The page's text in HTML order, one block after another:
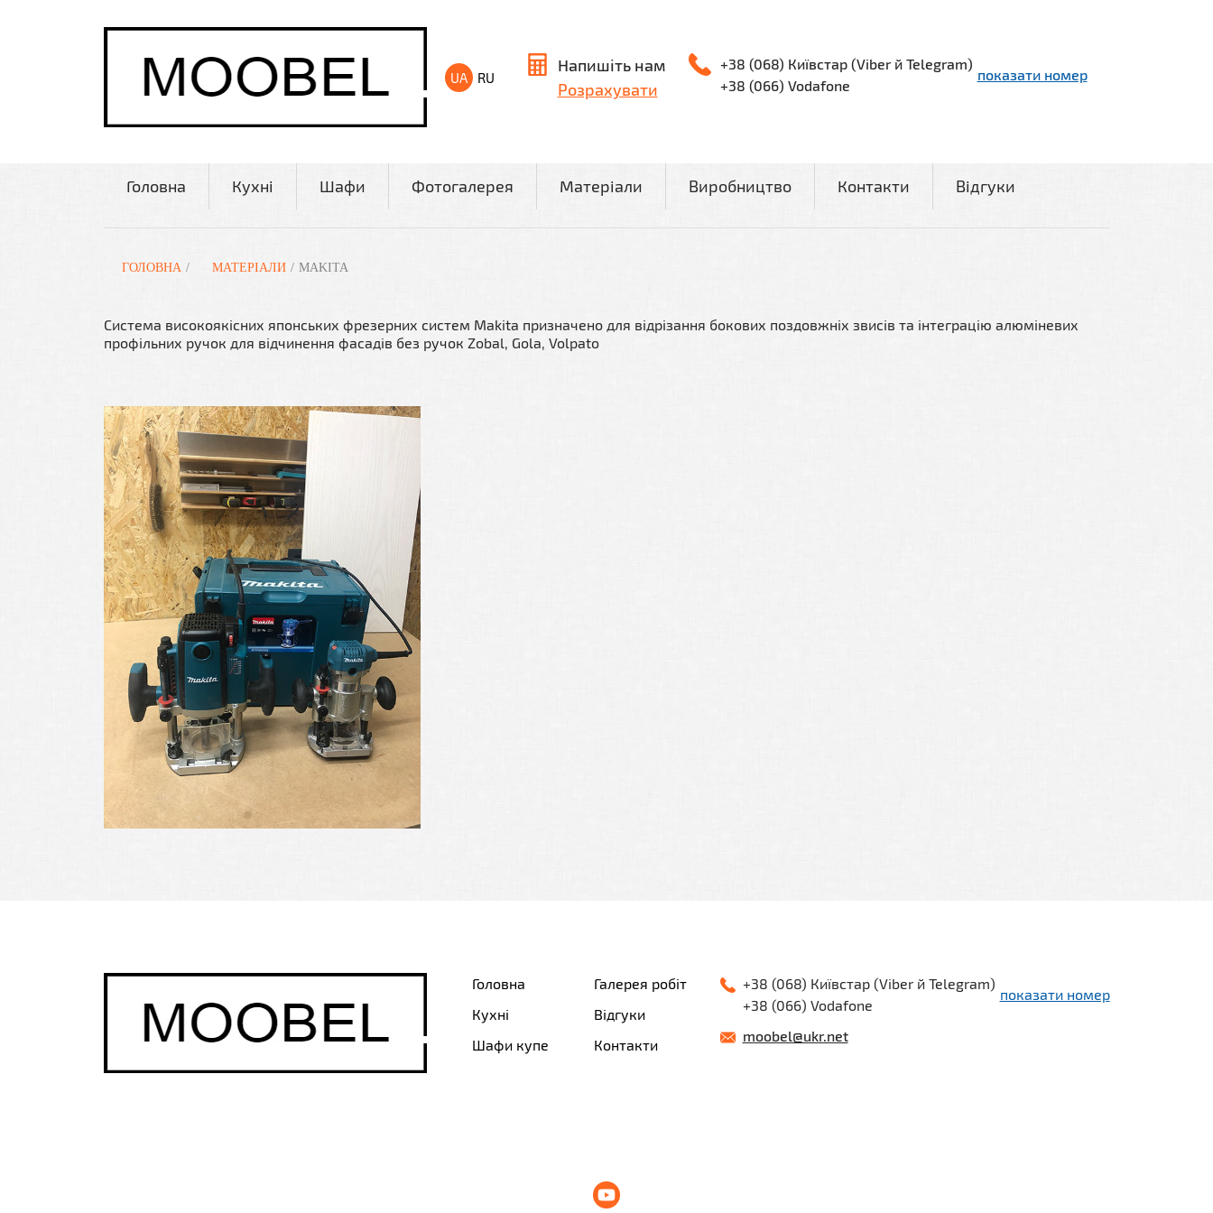
RU
UA
Напишіть нам
Розрахувати
+38 (068) Київстар (Viber й Telegram)
+38 (066) Vodafone
показати номер
Головна Кухні Шафи Фотогалерея Матеріали Виробництво Контакти Відгуки
ГОЛОВНА / МАТЕРІАЛИ / MAKITA
Система високоякісних японських фрезерних систем Makita призначено для відрізання бокових поздовжніх звисів та інтеграцію алюміневих
профільних ручок для відчинення фасадів без ручок Zobal, Gola, Volpato
Головна
Кухні
Шафи купе
Галерея робіт
Відгуки
Контакти
+38 (068) Київстар (Viber й Telegram)
+38 (066) Vodafone
показати номер
moobel@ukr.net